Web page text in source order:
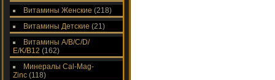
Витамины Женские (218)
Витамины Детские (21)
Витамины A/В/С/D/
Е/K/B12 (162)
Минералы Cal-Mag-
Zinc (118)